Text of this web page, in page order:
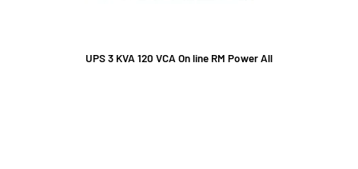
UPS 3 KVA 120 VCA On line RM Power All